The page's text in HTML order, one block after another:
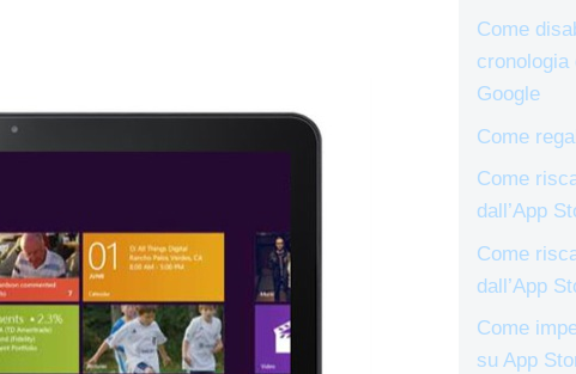
Come
cronologia
Google
Come
Come
dall’App
Come
dall’App
Come
su App